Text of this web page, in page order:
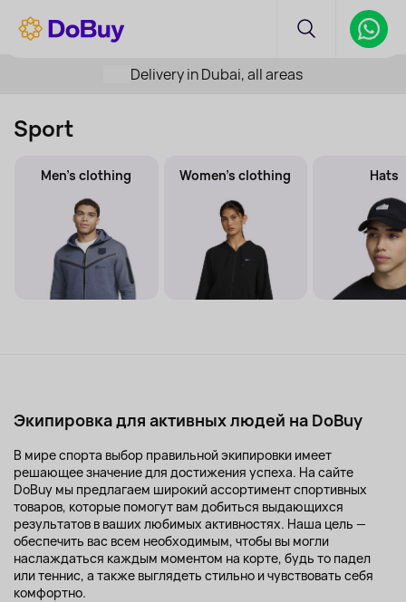
Delivery in Dubai, all areas
Sport
Men's clothing Women's clothing Hats
Экипировка для активных людей на DoBuy
В мире спорта выбор правильной экипировки имеет
решающее значение для достижения успеха. На сайте
DoBuy мы предлагаем широкий ассортимент спортивных
товаров, которые помогут вам добиться выдающихся
результатов в ваших любимых активностях. Наша цель —
обеспечить вас всем необходимым, чтобы вы могли
наслаждаться каждым моментом на корте, будь то падел
или теннис, а также выглядеть стильно и чувствовать себя
комфортно.